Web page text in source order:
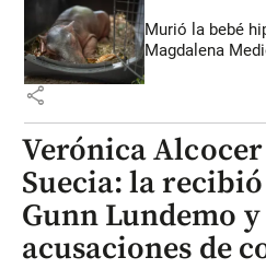
Murió la bebé
Magdalena
share
Verónica
Suecia: la recibió
Gunn Lundemo y
acusaciones de